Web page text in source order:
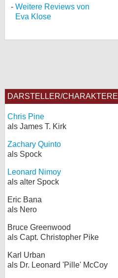
Weitere Reviews von
Eva Klose
DARSTELLER/CHARAKTERE
Chris Pine
als James T. Kirk
Zachary Quinto
als Spock
Leonard Nimoy
als alter Spock
Eric Bana
als Nero
Bruce Greenwood
als Capt. Christopher Pike
Karl Urban
als Dr. Leonard 'Pille' McCoy